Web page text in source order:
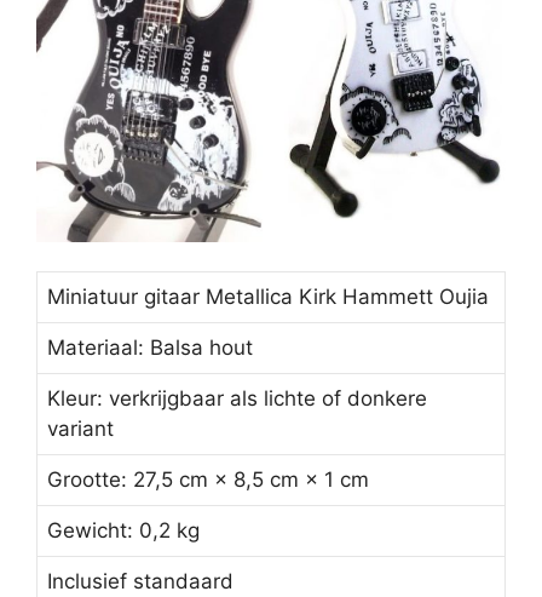
Miniatuur gitaar Metallica Kirk Hammett Oujia
Materiaal: Balsa hout
Kleur: verkrijgbaar als lichte of donkere
variant
Grootte: 27,5 cm × 8,5 cm × 1 cm
Gewicht: 0,2 kg
Inclusief standaard